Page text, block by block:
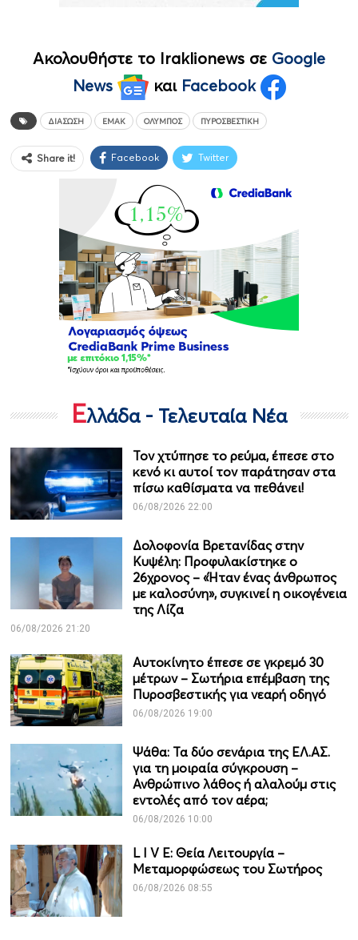
Ακολουθήστε το Iraklionews σε Google
News
και Facebook
ΔΙΆΣΩΣΗ ΕΜΑΚ ΌΛΥΜΠΟΣ ΠΥΡΟΣΒΕΣΤΙΚΉ
Share it! Facebook Twitter
Ελλάδα - Τελευταία Νέα
Τον χτύπησε το ρεύμα, έπεσε στο
κενό κι αυτοί τον παράτησαν στα
πίσω καθίσματα να πεθάνει!
06/08/2026 22:00
Δολοφονία Βρετανίδας στην
Κυψέλη: Προφυλακίστηκε ο
26χρονος – «Ήταν ένας άνθρωπος
με καλοσύνη», συγκινεί η οικογένεια
της Λίζα
06/08/2026 21:20
Αυτοκίνητο έπεσε σε γκρεμό 30
μέτρων – Σωτήρια επέμβαση της
Πυροσβεστικής για νεαρή οδηγό
06/08/2026 19:00
Ψάθα: Τα δύο σενάρια της ΕΛ.ΑΣ.
για τη μοιραία σύγκρουση –
Ανθρώπινο λάθος ή αλαλούμ στις
εντολές από τον αέρα;
06/08/2026 10:00
L I V E: Θεία Λειτουργία –
Μεταμορφώσεως του Σωτήρος
06/08/2026 08:55